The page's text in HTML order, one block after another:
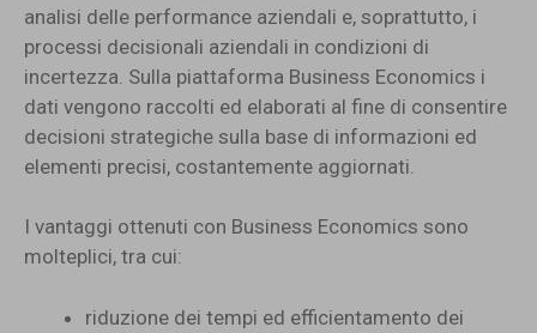
analisi delle performance aziendali e, soprattutto, i
processi decisionali aziendali in condizioni di
incertezza. Sulla piattaforma Business Economics i
dati vengono raccolti ed elaborati al fine di consentire
decisioni strategiche sulla base di informazioni ed
elementi precisi, costantemente aggiornati.
I vantaggi ottenuti con Business Economics sono
molteplici, tra cui:
riduzione dei tempi ed efficientamento dei